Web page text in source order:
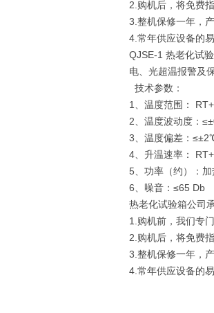
2.购机后，将免费
3.整机保修一年，
4.常年供应设备的
QJSE-1 热老化试
电、光超温报警及
技术参数：
1、温度范围：
2、温度波动度：
3、温度偏差：
4、升温速率：
5、功率（约）：
6、噪音：≤65 Db
热老化试验箱公司
1.购机前，我们专
2.购机后，将免费
3.整机保修一年，
4.常年供应设备的